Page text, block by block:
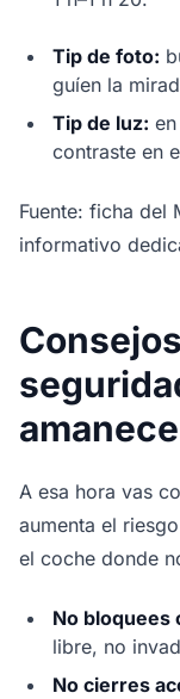
Tip de foto:
guíen la
Tip de luz:
contraste en
Fuente: ficha del
informativo
A esa hora vas
aumenta el
el coche donde
No bloquees
libre, no
No cierres